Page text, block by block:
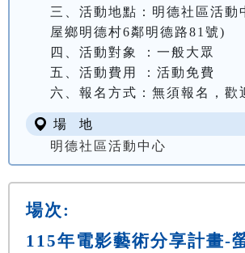
三、活動地點：明德社區活動
屋鄉明德村6鄰明德路81號)
四、活動對象 ：一般大眾
五、活動費用 ：活動免費
六、報名方式：無須報名，歡
場 地
明德社區活動中心
場次:
115年電影藝術分享計畫-